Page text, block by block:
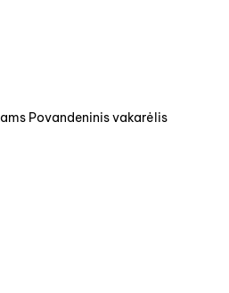
Povandeninis vakarėlis